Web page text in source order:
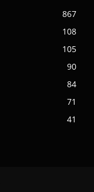
867
108
105
90
84
71
41